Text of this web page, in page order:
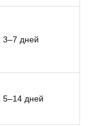
3–7 дней
5–14 дней